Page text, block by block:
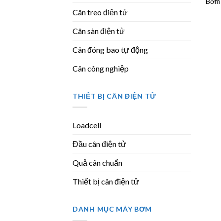
Cân treo điện tử
Cân sàn điện tử
Cân đóng bao tự động
Cân công nghiệp
THIẾT BỊ CÂN ĐIỆN TỬ
Loadcell
Đầu cân điện tử
Quả cân chuẩn
Thiết bị cân điện tử
DANH MỤC MÁY BƠM